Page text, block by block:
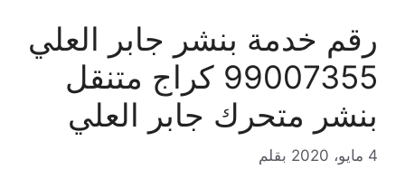
رقم خدمة بنشر جابر العلي
99007355 كراج متنقل
بنشر متحرك جابر العلي
4 مايو، 2020 بقلم